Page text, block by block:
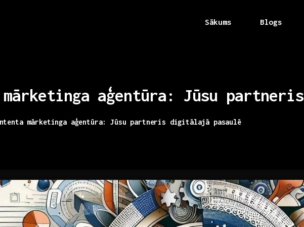
Sākums Blogs
mārketinga aģentūra: Jūsu partneris
mārketinga aģentūra: Jūsu partneris digitālajā pasaulē